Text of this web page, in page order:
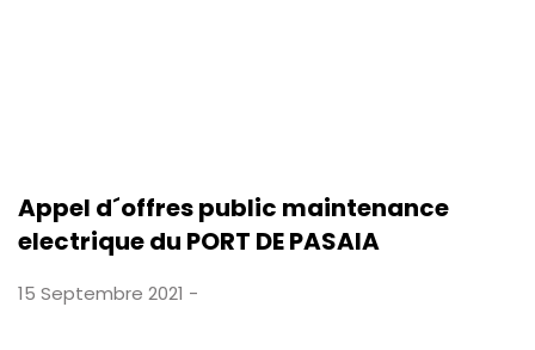
Appel d´offres public maintenance
electrique du PORT DE PASAIA
15 Septembre 2021 -